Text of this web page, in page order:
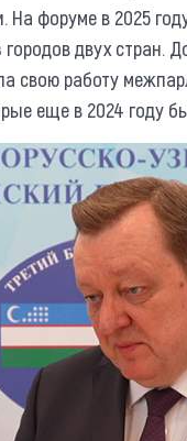
На форуме в 2025
двух стран.
свою работу
еще в 2024 году